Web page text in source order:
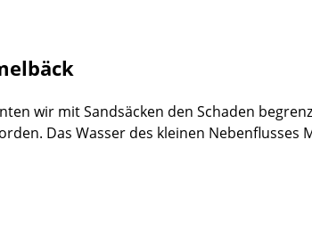
wir mit Sandsäcken den Schaden
Das Wasser des kleinen Nebenflusses